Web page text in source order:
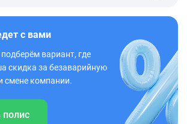
с вами
вариант, где
скидка за безаварийную
смене компании.
полис